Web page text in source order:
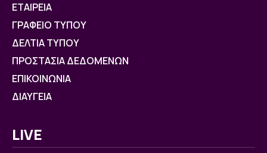
ΕΤΑΙΡΕΙΑ
ΓΡΑΦΕΙΟ ΤΥΠΟΥ
ΔΕΛΤΙΑ ΤΥΠΟΥ
ΠΡΟΣΤΑΣΙΑ ΔΕΔΟΜΕΝΩΝ
ΕΠΙΚΟΙΝΩΝΙΑ
ΔΙΑΥΓΕΙΑ
LIVE